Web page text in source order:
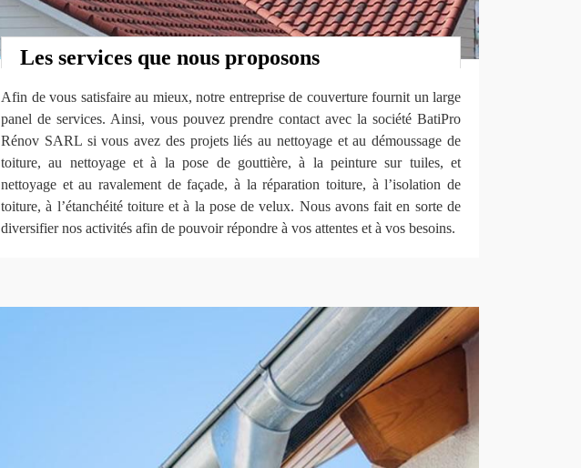
Les services que nous proposons
Afin de vous satisfaire au mieux, notre entreprise de couverture fournit un large
panel de services. Ainsi, vous pouvez prendre contact avec la société BatiPro
Rénov SARL si vous avez des projets liés au nettoyage et au démoussage de
toiture, au nettoyage et à la pose de gouttière, à la peinture sur tuiles, et
nettoyage et au ravalement de façade, à la réparation toiture, à l’isolation de
toiture, à l’étanchéité toiture et à la pose de velux. Nous avons fait en sorte de
diversifier nos activités afin de pouvoir répondre à vos attentes et à vos besoins.